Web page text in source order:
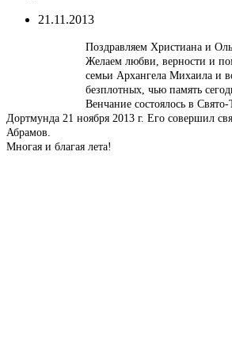
21.11.2013
Поздравляем Христиана и
Желаем любви, верности и
семьи Архангела Михаила и
безплотных, чью память
Венчание состоялось в
Дортмунда 21 ноября 2013 г. Его совершил
Абрамов.
Многая и благая лета!